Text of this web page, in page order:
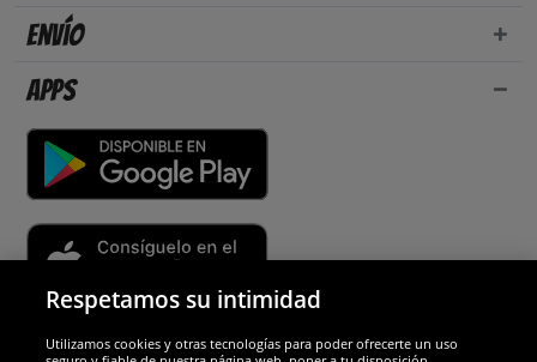
Envío
Apps
Respetamos su intimidad
Utilizamos cookies y otras tecnologías para poder ofrecerte un uso